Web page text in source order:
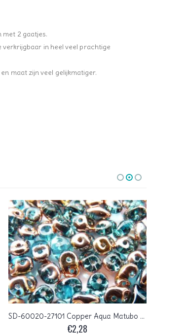
met 2 gaatjes.
verkrijgbaar in heel veel prachtige
maat zijn veel gelijkmatiger.
SD-60020-27101 Copper Aqua Matubo SuperDuo 10 gram
€2,28